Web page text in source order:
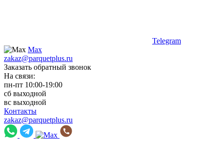
Telegram
Max
zakaz@parquetplus.ru
Заказать обратный звонок
На связи:
пн-пт 10:00-19:00
сб выходной
вс выходной
Контакты
zakaz@parquetplus.ru